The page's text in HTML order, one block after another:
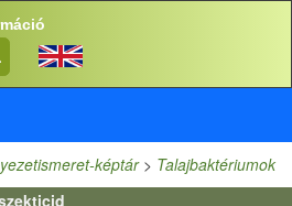
képtár> Talajbaktériumok